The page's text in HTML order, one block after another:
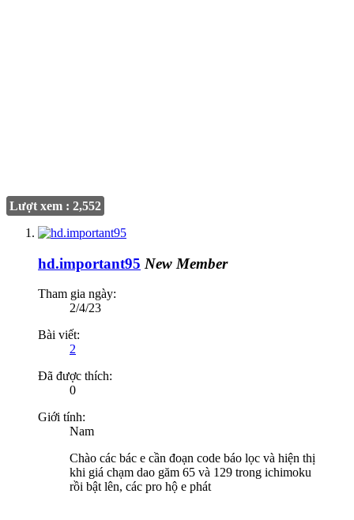
Lượt xem : 2,552
hd.important95 New Member
Tham gia ngày:
2/4/23
Bài viết:
2
Đã được thích:
0
Giới tính:
Nam
Chào các bác e cần đoạn code báo lọc và hiện thị
khi giá chạm dao găm 65 và 129 trong ichimoku
rồi bật lên, các pro hộ e phát